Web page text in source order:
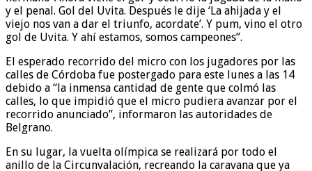
y el penal. Gol del Uvita. Después le dije ‘La ahijada y el
viejo nos van a dar el triunfo, acordate’. Y pum, vino el otro
gol de Uvita. Y ahí estamos, somos campeones”.
El esperado recorrido del micro con los jugadores por las
calles de Córdoba fue postergado para este lunes a las 14
debido a “la inmensa cantidad de gente que colmó las
calles, lo que impidió que el micro pudiera avanzar por el
recorrido anunciado”, informaron las autoridades de
Belgrano.
En su lugar, la vuelta olímpica se realizará por todo el
anillo de la Circunvalación, recreando la caravana que ya